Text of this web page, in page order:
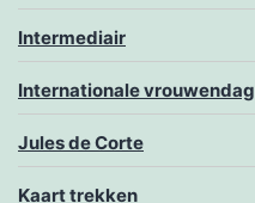
Intermediair
Internationale vrouwendag
Jules de Corte
Kaart trekken